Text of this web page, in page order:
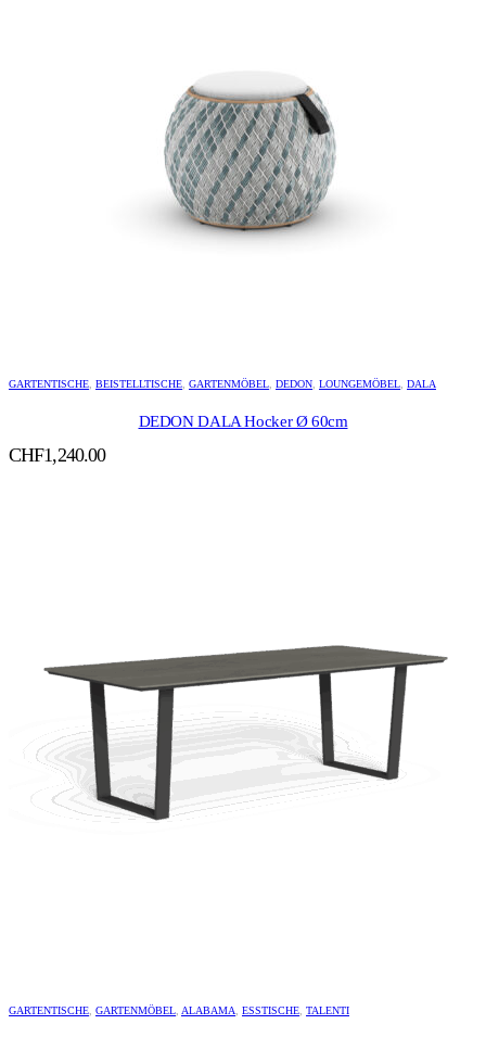
GARTENTISCHE, BEISTELLTISCHE, GARTENMÖBEL, DEDON, LOUNGEMÖBEL, DALA
DEDON DALA Hocker Ø 60cm
CHF1,240.00
GARTENTISCHE, GARTENMÖBEL, ALABAMA, ESSTISCHE, TALENTI